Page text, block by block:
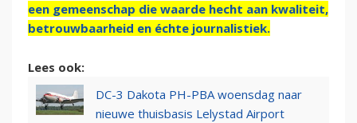
een gemeenschap die waarde hecht aan kwaliteit,
betrouwbaarheid en échte journalistiek.
Lees ook:
DC-3 Dakota PH-PBA woensdag naar
nieuwe thuisbasis Lelystad Airport